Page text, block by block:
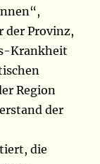
der Provinz,
Krankheit
Region
der
die